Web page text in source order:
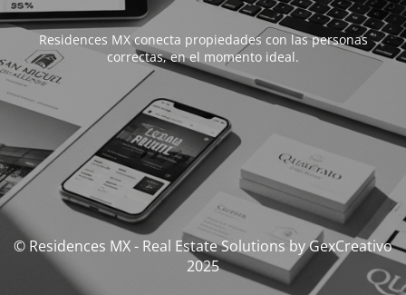
Residences MX conecta propiedades con las personas
correctas, en el momento ideal.
© Residences MX - Real Estate Solutions by GexCreativo
2025